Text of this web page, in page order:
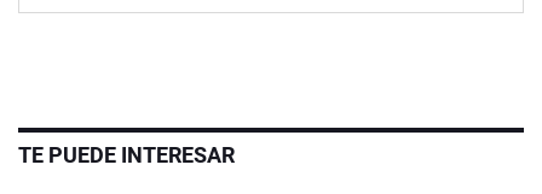
TE PUEDE INTERESAR